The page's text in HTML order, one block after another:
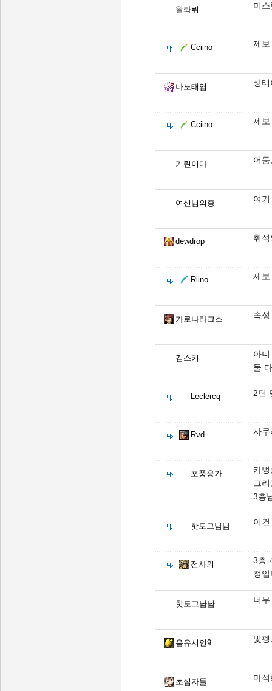
왈롸뤼 미
Cciino 제보
나노태엽 상태
Cciino 제
기린이다 어
여신님의종 여
dewdrop 취
Riino 제보
가로나라크스 속
김스커
아
둘
Leclercq 2턴
Rvd 사쿠
포풍응가
카
그
3층
핫도그냠냠 이
전사의
3층
정
핫도그냠냠 너
음유시인9 빛
초심자들 마